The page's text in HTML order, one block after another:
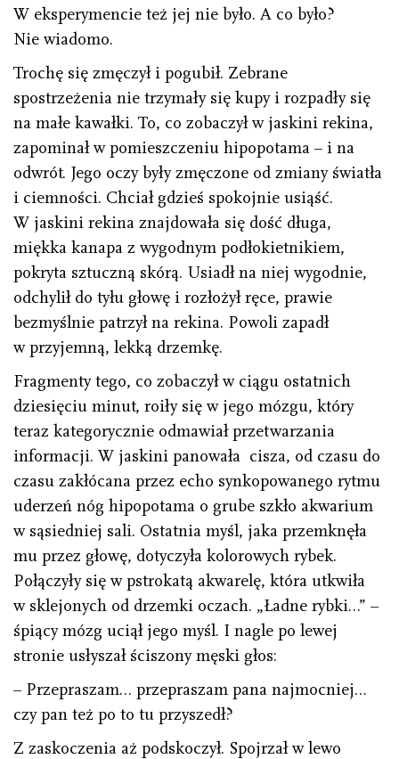
W eksperymencie też jej nie było. A co było?
Nie wiadomo.
Trochę się zmęczył i pogubił. Zebrane
spostrzeżenia nie trzymały się kupy i rozpadły się
na małe kawałki. To, co zobaczył w jaskini rekina,
zapominał w pomieszczeniu hipopotama – i na
odwrót. Jego oczy były zmęczone od zmiany światła
i ciemności. Chciał gdzieś spokojnie usiąść.
W jaskini rekina znajdowała się dość długa,
miękka kanapa z wygodnym podłokietnikiem,
pokryta sztuczną skórą. Usiadł na niej wygodnie,
odchylił do tyłu głowę i rozłożył ręce, prawie
bezmyślnie patrzył na rekina. Powoli zapadł
w przyjemną, lekką drzemkę.
Fragmenty tego, co zobaczył w ciągu ostatnich
dziesięciu minut, roiły się w jego mózgu, który
teraz kategorycznie odmawiał przetwarzania
informacji. W jaskini panowała cisza, od czasu do
czasu zakłócana przez echo synkopowanego rytmu
uderzeń nóg hipopotama o grube szkło akwarium
w sąsiedniej sali. Ostatnia myśl, jaka przemknęła
mu przez głowę, dotyczyła kolorowych rybek.
Połączyły się w pstrokatą akwarelę, która utkwiła
w sklejonych od drzemki oczach. „Ładne rybki…” –
śpiący mózg uciął jego myśl. I nagle po lewej
stronie usłyszał ściszony męski głos:
– Przepraszam… przepraszam pana najmocniej…
czy pan też po to tu przyszedł?
Z zaskoczenia aż podskoczył. Spojrzał w lewo